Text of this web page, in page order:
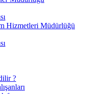
Hizmetleri Müdürlüğü
?